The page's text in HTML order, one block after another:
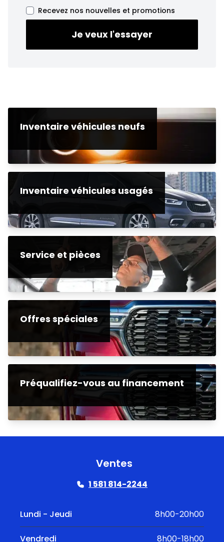
Recevez nos nouvelles et promotions
Je veux l'essayer
Inventaire véhicules neufs
Inventaire véhicules usagés
Service et pièces
Offres spéciales
Préqualifiez-vous au financement
Ventes
1 581 814-2244
Lundi - Jeudi 8h00-20h00
Vendredi 8h00-18h00